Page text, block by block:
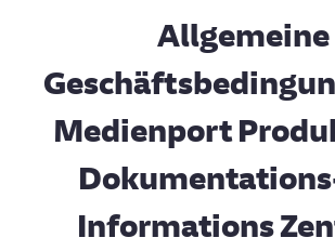
Allgemeine
Medienport
Informations